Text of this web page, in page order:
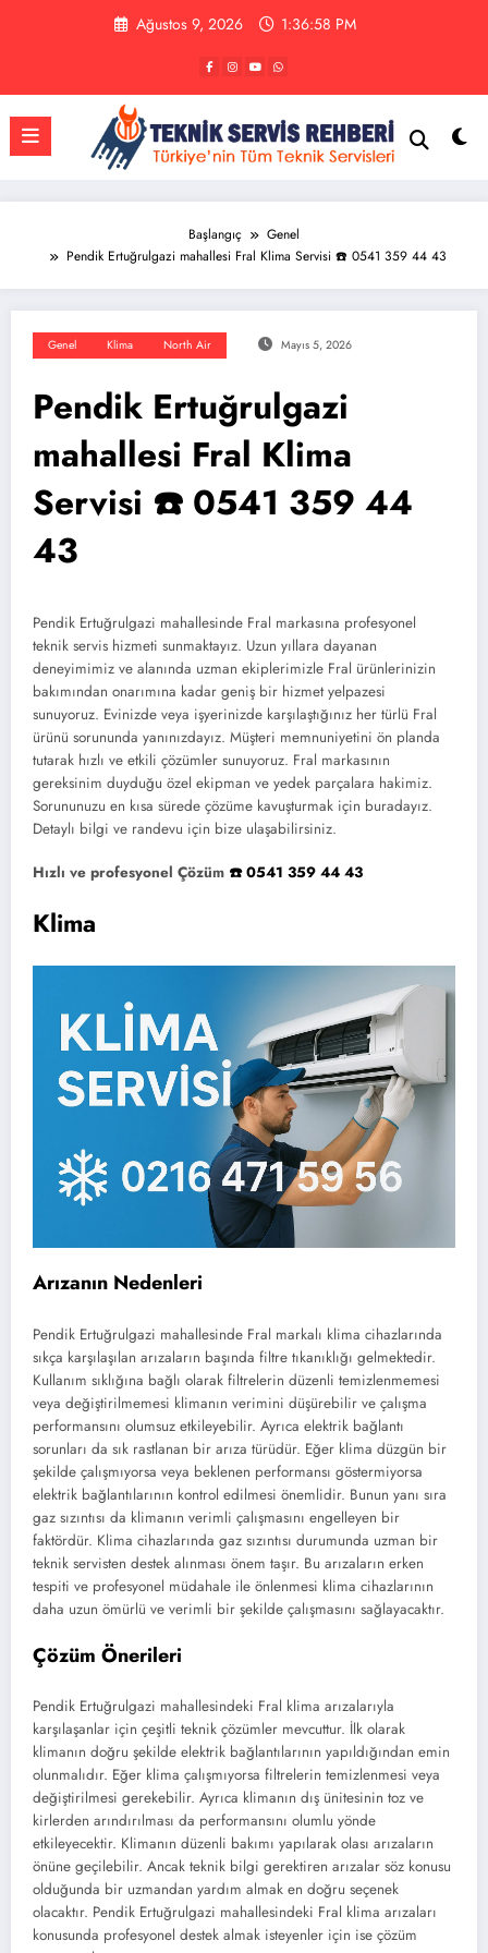
Ağustos 9, 2026 1:36:59 PM
Başlangıç
Genel
Pendik Ertuğrulgazi mahallesi Fral Klima Servisi ☎️ 0541 359 44 43
Genel Klima North Air Mayıs 5, 2026
Pendik Ertuğrulgazi
mahallesi Fral Klima
Servisi ☎️ 0541 359 44
43
Pendik Ertuğrulgazi mahallesinde Fral markasına profesyonel
teknik servis hizmeti sunmaktayız. Uzun yıllara dayanan
deneyimimiz ve alanında uzman ekiplerimizle Fral ürünlerinizin
bakımından onarımına kadar geniş bir hizmet yelpazesi
sunuyoruz. Evinizde veya işyerinizde karşılaştığınız her türlü Fral
ürünü sorununda yanınızdayız. Müşteri memnuniyetini ön planda
tutarak hızlı ve etkili çözümler sunuyoruz. Fral markasının
gereksinim duyduğu özel ekipman ve yedek parçalara hakimiz.
Sorununuzu en kısa sürede çözüme kavuşturmak için buradayız.
Detaylı bilgi ve randevu için bize ulaşabilirsiniz.
Hızlı ve profesyonel Çözüm ☎️ 0541 359 44 43
Klima
Arızanın Nedenleri
Pendik Ertuğrulgazi mahallesinde Fral markalı klima cihazlarında
sıkça karşılaşılan arızaların başında filtre tıkanıklığı gelmektedir.
Kullanım sıklığına bağlı olarak filtrelerin düzenli temizlenmemesi
veya değiştirilmemesi klimanın verimini düşürebilir ve çalışma
performansını olumsuz etkileyebilir. Ayrıca elektrik bağlantı
sorunları da sık rastlanan bir arıza türüdür. Eğer klima düzgün bir
şekilde çalışmıyorsa veya beklenen performansı göstermiyorsa
elektrik bağlantılarının kontrol edilmesi önemlidir. Bunun yanı sıra
gaz sızıntısı da klimanın verimli çalışmasını engelleyen bir
faktördür. Klima cihazlarında gaz sızıntısı durumunda uzman bir
teknik servisten destek alınması önem taşır. Bu arızaların erken
tespiti ve profesyonel müdahale ile önlenmesi klima cihazlarının
daha uzun ömürlü ve verimli bir şekilde çalışmasını sağlayacaktır.
Çözüm Önerileri
Pendik Ertuğrulgazi mahallesindeki Fral klima arızalarıyla
karşılaşanlar için çeşitli teknik çözümler mevcuttur. İlk olarak
klimanın doğru şekilde elektrik bağlantılarının yapıldığından emin
olunmalıdır. Eğer klima çalışmıyorsa filtrelerin temizlenmesi veya
değiştirilmesi gerekebilir. Ayrıca klimanın dış ünitesinin toz ve
kirlerden arındırılması da performansını olumlu yönde
etkileyecektir. Klimanın düzenli bakımı yapılarak olası arızaların
önüne geçilebilir. Ancak teknik bilgi gerektiren arızalar söz konusu
olduğunda bir uzmandan yardım almak en doğru seçenek
olacaktır. Pendik Ertuğrulgazi mahallesindeki Fral klima arızaları
konusunda profesyonel destek almak isteyenler için ise çözüm